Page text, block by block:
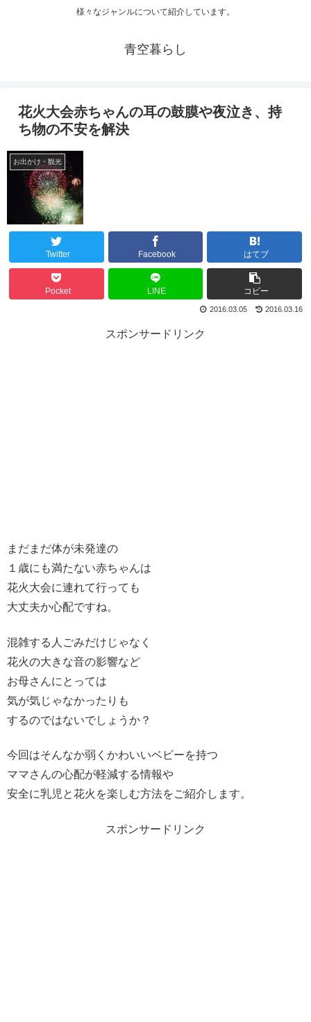
様々なジャンルについて紹介しています。
青空暮らし
花火大会赤ちゃんの耳の鼓膜や夜泣き、持
ち物の不安を解決
お出かけ・観光
Twitter Facebook はてブ
Pocket LINE コピー
2016.03.16
2016.03.05
スポンサードリンク
まだまだ体が未発達の
１歳にも満たない赤ちゃんは
花火大会に連れて行っても
大丈夫か心配ですね。
混雑する人ごみだけじゃなく
花火の大きな音の影響など
お母さんにとっては
気が気じゃなかったりも
するのではないでしょうか？
今回はそんなか弱くかわいいベビーを持つ
ママさんの心配が軽減する情報や
安全に乳児と花火を楽しむ方法をご紹介します。
スポンサードリンク